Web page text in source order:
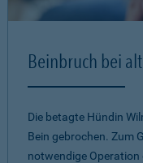
Beinbruch bei
Die betagte Hündin
Bein gebrochen. Zum
notwendige Operation